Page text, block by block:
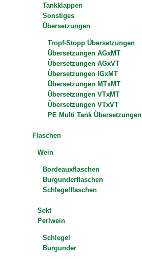
Tankklappen
Sonstiges
Übersetzungen
Tropf-Stopp Übersetzungen
Übersetzungen AGxMT
Übersetzungen AGxVT
Übersetzungen IGxMT
Übersetzungen MTxMT
Übersetzungen VTxMT
Übersetzungen VTxVT
PE Multi Tank Übersetzungen
Flaschen
Wein
Bordeauxflaschen
Burgunderflaschen
Schlegelflaschen
Sekt
Perlwein
Schlegel
Burgunder